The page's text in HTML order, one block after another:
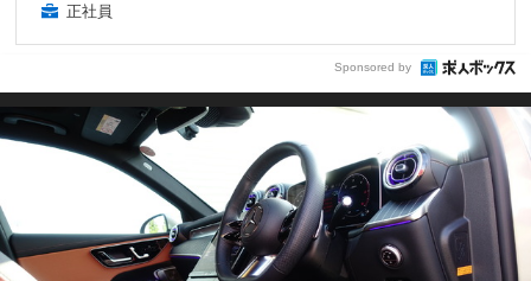
正社員
Sponsored by